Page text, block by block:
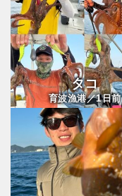
タコ
育波漁港／1日前